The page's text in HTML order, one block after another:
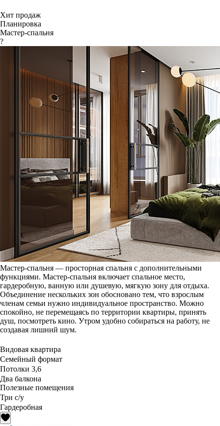
Хит продаж
Планировка
Мастер-спальня
?
Мастер-спальня — просторная спальня с дополнительными
функциями. Мастер-спальня включает спальное место,
гардеробную, ванную или душевую, мягкую зону для отдыха.
Объединение нескольких зон обосновано тем, что взрослым
членам семьи нужно индивидуальное пространство. Можно
спокойно, не перемещаясь по территории квартиры, принять
душ, посмотреть кино. Утром удобно собираться на работу, не
создавая лишний шум.
Видовая квартира
Семейный формат
Потолки 3,6
Два балкона
Полезные помещения
Три с/у
Гардеробная